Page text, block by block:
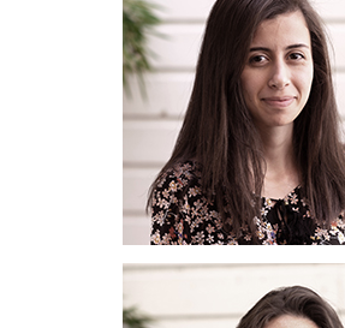
Sarah Kaouane
Architecte-urbaniste
Chargée de projets